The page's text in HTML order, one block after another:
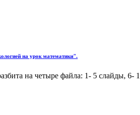
на урок математики".
на четыре файла: 1- 5 слайды,